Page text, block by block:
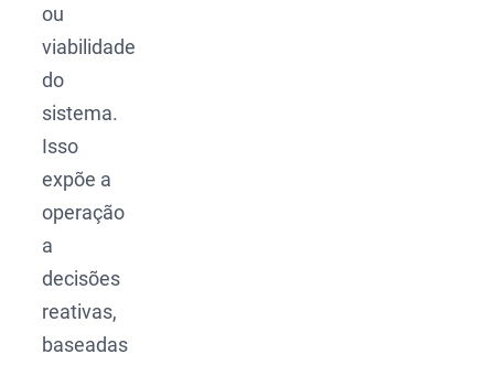
ou
viabilidade
do
sistema.
Isso
expõe a
operação
a
decisões
reativas,
baseadas